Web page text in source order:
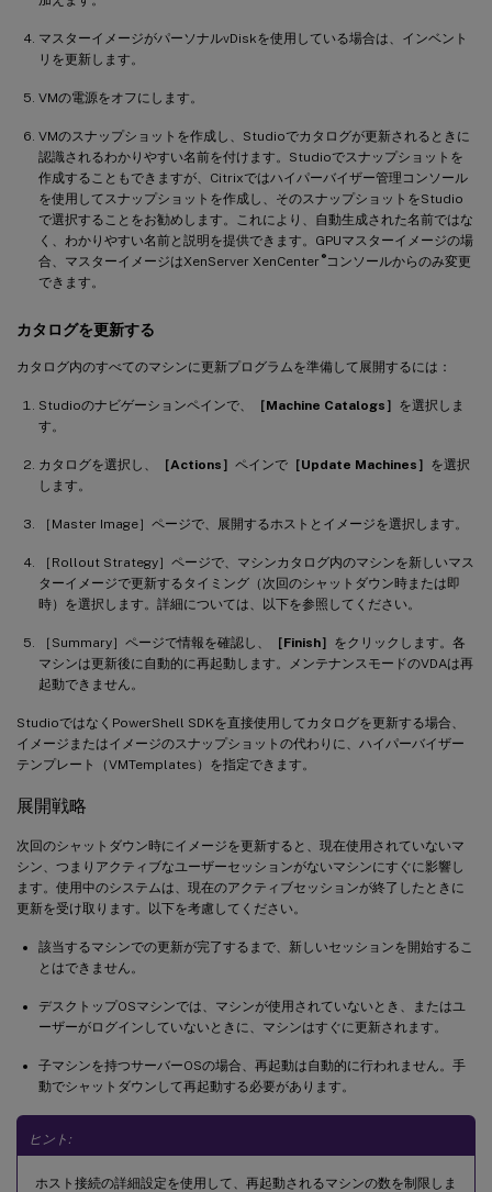
マスターイメージがパーソナルvDiskを使用している場合は、インベント
リを更新します。
VMの電源をオフにします。
VMのスナップショットを作成し、Studioでカタログが更新されるときに
認識されるわかりやすい名前を付けます。Studioでスナップショットを
作成することもできますが、Citrixではハイパーバイザー管理コンソール
を使用してスナップショットを作成し、そのスナップショットをStudio
で選択することをお勧めします。これにより、自動生成された名前ではな
く、わかりやすい名前と説明を提供できます。GPUマスターイメージの場
合、マスターイメージはXenServer XenCenter ®コンソールからのみ変更
できます。
カタログを更新する
カタログ内のすべてのマシンに更新プログラムを準備して展開するには：
Studioのナビゲーションペインで、 ［Machine Catalogs］ を選択しま
す。
カタログを選択し、 ［Actions］ ペインで ［Update Machines］ を選択
します。
［Master Image］ページで、展開するホストとイメージを選択します。
［Rollout Strategy］ページで、マシンカタログ内のマシンを新しいマス
ターイメージで更新するタイミング（次回のシャットダウン時または即
時）を選択します。詳細については、以下を参照してください。
［Summary］ページで情報を確認し、 ［Finish］ をクリックします。各
マシンは更新後に自動的に再起動します。メンテナンスモードのVDAは再
起動できません。
StudioではなくPowerShell SDKを直接使用してカタログを更新する場合、
イメージまたはイメージのスナップショットの代わりに、ハイパーバイザー
テンプレート（VMTemplates）を指定できます。
展開戦略
次回のシャットダウン時にイメージを更新すると、現在使用されていないマ
シン、つまりアクティブなユーザーセッションがないマシンにすぐに影響し
ます。使用中のシステムは、現在のアクティブセッションが終了したときに
更新を受け取ります。以下を考慮してください。
該当するマシンでの更新が完了するまで、新しいセッションを開始するこ
とはできません。
デスクトップOSマシンでは、マシンが使用されていないとき、またはユ
ーザーがログインしていないときに、マシンはすぐに更新されます。
子マシンを持つサーバーOSの場合、再起動は自動的に行われません。手
動でシャットダウンして再起動する必要があります。
ヒント:
ホスト接続の詳細設定を使用して、再起動されるマシンの数を制限しま